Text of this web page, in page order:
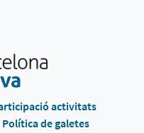
activitats
Política de galetes